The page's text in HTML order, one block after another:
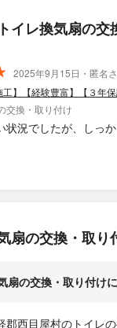
イレ換気扇の交
2025年9月15日・匿名
工】【経験豊富】【３年保
交換・取り付け
状況でしたが、しっ
扇の交換・取り
扇の交換・取り付け
郡西目屋村のトイレ